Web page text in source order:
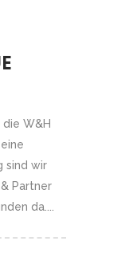
W&H
sind wir
Partner
da....